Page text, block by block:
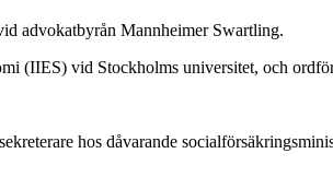
advokatbyrån Mannheimer Swartling.
(IIES) vid Stockholms universitet, och
hos dåvarande